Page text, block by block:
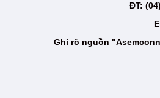
ĐT:
Ghi rõ nguồn